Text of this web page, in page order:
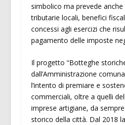
simbolico ma prevede
tributarie locali, benefici
concessi agli esercizi che
pagamento delle imposte
Il progetto “Botteghe
dall’Amministrazione
l’intento di premiare e
commerciali, oltre a quelli
imprese artigiane, da
storico della città. Dal 2018